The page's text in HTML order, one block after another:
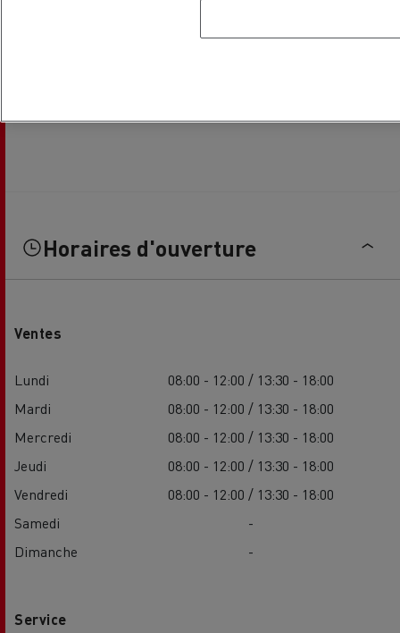
Horaires d'ouverture
Ventes
Lundi
08:00 - 12:00 / 13:30 - 18:00
Mardi
08:00 - 12:00 / 13:30 - 18:00
Mercredi
08:00 - 12:00 / 13:30 - 18:00
Jeudi
08:00 - 12:00 / 13:30 - 18:00
Vendredi
08:00 - 12:00 / 13:30 - 18:00
Samedi
-
Dimanche
-
Service